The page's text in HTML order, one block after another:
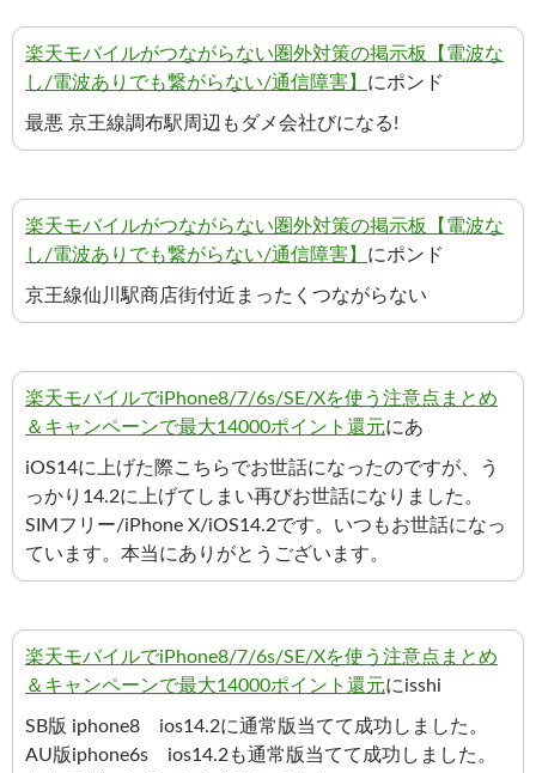
楽天モバイルがつながらない圏外対策の掲示板【電波な
し/電波ありでも繋がらない/通信障害】 にポンド
最悪 京王線調布駅周辺もダメ会社びになる!
楽天モバイルがつながらない圏外対策の掲示板【電波な
し/電波ありでも繋がらない/通信障害】 にポンド
京王線仙川駅商店街付近まったくつながらない
楽天モバイルでiPhone8/7/6s/SE/Xを使う注意点まとめ
＆キャンペーンで最大14000ポイント還元にあ
iOS14に上げた際こちらでお世話になったのですが、う
っかり14.2に上げてしまい再びお世話になりました。
SIMフリー/iPhone X/iOS14.2です。いつもお世話になっ
ています。本当にありがとうございます。
楽天モバイルでiPhone8/7/6s/SE/Xを使う注意点まとめ
＆キャンペーンで最大14000ポイント還元にisshi
SB版 iphone8 ios14.2に通常版当てて成功しました。
AU版iphone6s ios14.2も通常版当てて成功しました。